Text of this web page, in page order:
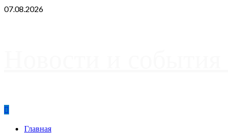
Skip
07.08.2026
PrimaryГлавная